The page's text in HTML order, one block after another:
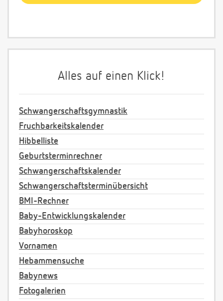
Alles auf einen Klick!
Schwangerschaftsgymnastik
Fruchbarkeitskalender
Hibbelliste
Geburtsterminrechner
Schwangerschaftskalender
Schwangerschaftsterminübersicht
BMI-Rechner
Baby-Entwicklungskalender
Babyhoroskop
Vornamen
Hebammensuche
Babynews
Fotogalerien